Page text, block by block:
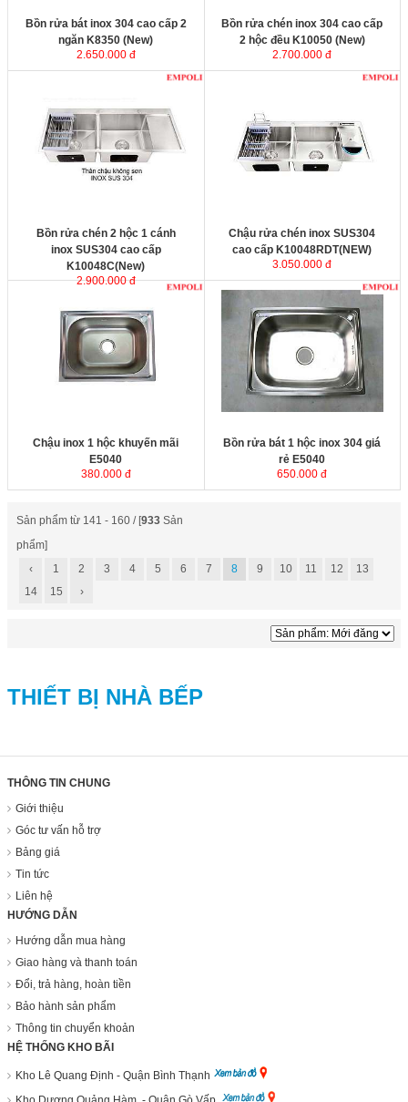
Bồn rửa bát inox 304 cao cấp 2
ngăn K8350 (New)
2.650.000 đ
Bồn rửa chén inox 304 cao cấp
2 hộc đều K10050 (New)
2.700.000 đ
K10048C(New) được sản xuất từ
inox SUS304 không bị hoen ố hay
rỉ sét trong mọi môi trường sử dụng.
Mặt chậu dày 3mm, thân chậu
Bồn rửa chén 2 hộc 1 cánh
inox SUS304 cao cấp
K10048C(New)
2.900.000 đ
Chậu rửa chén inox SUS304
cao cấp K10048RDT(NEW)
3.050.000 đ
với chất liệu inox không rỉ,
bề mặt được xử lý tinh xảo, khả
năng siêu chống ồn từ đáy chậu.
Bộ xiphông inox kèm theo với ống
thoát nước lớn giúp thoát nước
Chậu inox 1 hộc khuyến mãi
E5040
380.000 đ
Bồn rửa bát 1 hộc inox 304 giá rẻ
với chất liệu inox không rỉ,
bề mặt được xử lý tinh xảo, khả
năng siêu chống ồn từ đáy chậu.
Bộ xiphông inox kèm theo với ống
thoát nước lớn giúp thoát nước
nhanh và ngăn mùi hiệu quả.
Kích thước: 500x400x230 mm.
Bồn rửa bát 1 hộc inox 304 giá
rẻ E5040
650.000 đ
Sản phẩm từ 141 - 160 / [933 Sản
phẩm]
‹
1 2 3 4 5 6 7 8 9 10 11 12
13
14
15 ›
THIẾT BỊ NHÀ BẾP
THÔNG TIN CHUNG
Giới thiệu
Góc tư vấn hỗ trợ
Bảng giá
Tin tức
Liên hệ
HƯỚNG DẪN
Hướng dẫn mua hàng
Giao hàng và thanh toán
Đổi, trả hàng, hoàn tiền
Bảo hành sản phẩm
Thông tin chuyển khoản
HỆ THỐNG KHO BÃI
Kho Lê Quang Định - Quận Bình Thạnh